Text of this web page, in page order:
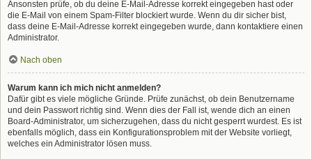
Ansonsten prüfe, ob du deine E-Mail-Adresse korrekt eingegeben hast oder
die E-Mail von einem Spam-Filter blockiert wurde. Wenn du dir sicher bist,
dass deine E-Mail-Adresse korrekt eingegeben wurde, dann kontaktiere einen
Administrator.
Nach oben
Warum kann ich mich nicht anmelden?
Dafür gibt es viele mögliche Gründe. Prüfe zunächst, ob dein Benutzername
und dein Passwort richtig sind. Wenn dies der Fall ist, wende dich an einen
Board-Administrator, um sicherzugehen, dass du nicht gesperrt wurdest. Es ist
ebenfalls möglich, dass ein Konfigurationsproblem mit der Website vorliegt,
welches ein Administrator lösen muss.